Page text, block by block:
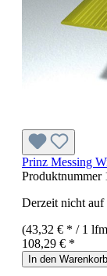
Prinz Messing
Produktnummer
Derzeit nicht
(43,32 € * / 1
108,29 € *
In den Warenkorb